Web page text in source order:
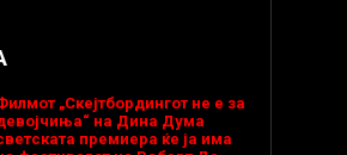
„Скејтбордингот не е за
на Дина Дума
премиера ќе ја има